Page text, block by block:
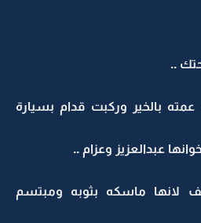
..
بالخير وركبت قدام بسيارة
عبدالعزيز وعزام ..
ماسكه بثوبه ومبتسم